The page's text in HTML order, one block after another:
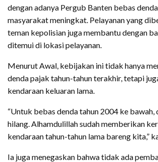
dengan adanya Pergub Banten bebas
masyarakat meningkat. Pelayanan yang
teman kepolisian juga membantu dengan
ditemui di lokasi pelayanan.
Menurut Awal, kebijakan ini tidak hanya
denda pajak tahun-tahun terakhir, tetapi
kendaraan keluaran lama.
“Untuk bebas denda tahun 2004 ke bawah,
hilang. Alhamdulillah sudah memberikan
kendaraan tahun-tahun lama bareng kita,”
Ia juga menegaskan bahwa tidak ada